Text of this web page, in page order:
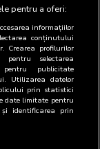
pentru a oferi:
informațiilor
conținutului
Crearea profilurilor
selectarea
publicitate
Utilizarea datelor
prin statistici
date limitate pentru
identificarea prin